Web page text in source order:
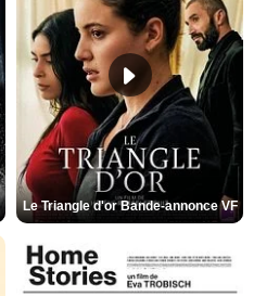
Le Triangle d'or Bande-annonce VF